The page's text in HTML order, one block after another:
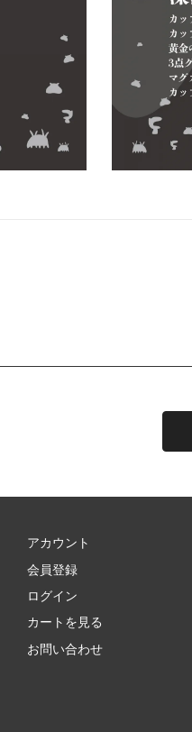
アカウント
会員登録
ログイン
カートを見る
お問い合わせ